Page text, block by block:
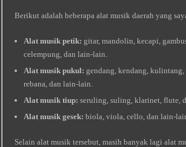
Berikut adalah beberapa alat musik daerah yang
Alat musik petik: gitar, mandolin, kecapi,
celempung, dan lain-lain.
Alat musik pukul: gendang, kendang,
rebana, dan lain-lain.
Alat musik tiup: seruling, suling, klarinet, flute,
Alat musik gesek: biola, viola, cello, dan lain-
Selain alat musik tersebut, masih banyak lagi alat